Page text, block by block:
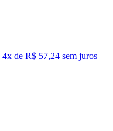
4x de R$ 57,24 sem juros